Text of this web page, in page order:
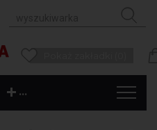
...